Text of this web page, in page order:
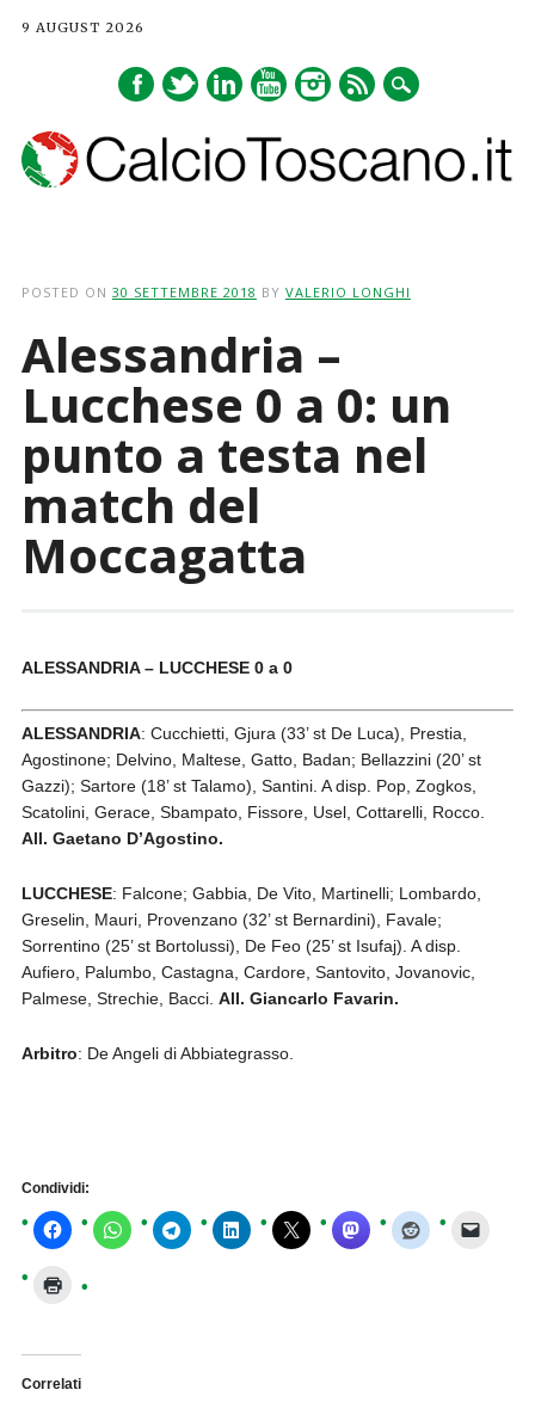
9 AUGUST 2026
POSTED ON 30 SETTEMBRE 2018 BY VALERIO LONGHI
Alessandria –
Lucchese 0 a 0: un
punto a testa nel
match del
Moccagatta
ALESSANDRIA – LUCCHESE 0 a 0
ALESSANDRIA: Cucchietti, Gjura (33’ st De Luca), Prestia,
Agostinone; Delvino, Maltese, Gatto, Badan; Bellazzini (20’ st
Gazzi); Sartore (18’ st Talamo), Santini. A disp. Pop, Zogkos,
Scatolini, Gerace, Sbampato, Fissore, Usel, Cottarelli, Rocco.
All. Gaetano D’Agostino.
LUCCHESE: Falcone; Gabbia, De Vito, Martinelli; Lombardo,
Greselin, Mauri, Provenzano (32’ st Bernardini), Favale;
Sorrentino (25’ st Bortolussi), De Feo (25’ st Isufaj). A disp.
Aufiero, Palumbo, Castagna, Cardore, Santovito, Jovanovic,
Palmese, Strechie, Bacci. All. Giancarlo Favarin.
Arbitro: De Angeli di Abbiategrasso.
Condividi:
Correlati